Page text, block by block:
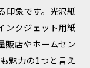
印象です。光沢紙
ンクジェット用紙
販店やホームセン
魅力の1つと言え